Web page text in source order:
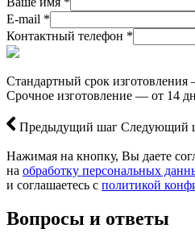
E-mail *
Контактный телефон *
Стандартный срок
Срочное изготовление — от 14
Предыдущий шаг Следующий
Нажимая на кнопку, Вы даете
на обработку персональных
и соглашаетесь с политикой
Вопросы и ответы